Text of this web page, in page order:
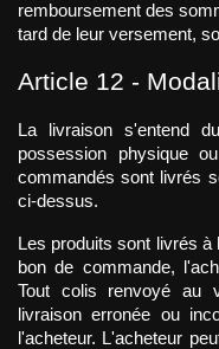
remboursement des
tard de leur versement,
Article 12 -
La livraison s'entend
possession physique
commandés sont livrés
ci-dessus.
Les produits sont livrés
bon de commande,
Tout colis renvoyé au
livraison erronée ou
l'acheteur. L'acheteur